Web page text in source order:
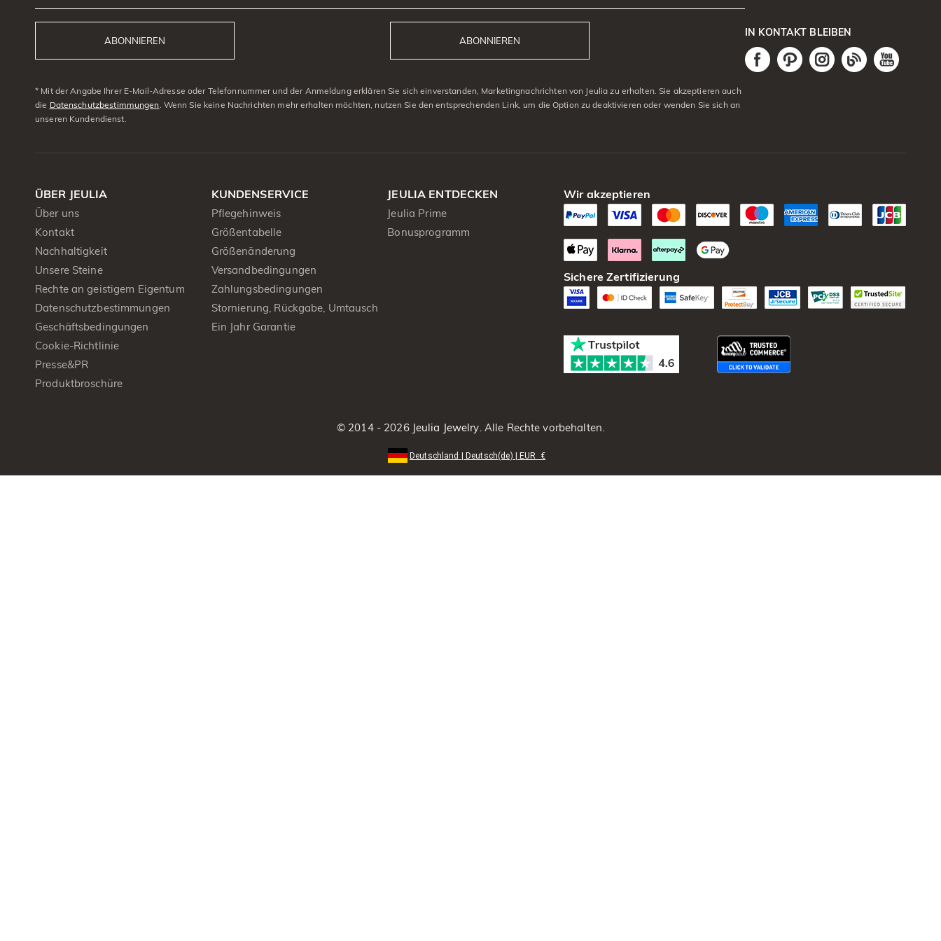
ABONNIEREN ABONNIEREN
* Mit der Angabe Ihrer E-Mail-Adresse oder Telefonnummer und der Anmeldung erklären Sie sich einverstanden, Marketingnachrichten von Jeulia zu erhalten. Sie akzeptieren auch
die Datenschutzbestimmungen . Wenn Sie keine Nachrichten mehr erhalten möchten, nutzen Sie den entsprechenden Link, um die Option zu deaktivieren oder wenden Sie sich an
unseren Kundendienst.
IN KONTAKT BLEIBEN
ÜBER JEULIA
Über uns
Kontakt
Nachhaltigkeit
Unsere Steine
Rechte an geistigem Eigentum
Datenschutzbestimmungen
Geschäftsbedingungen
Cookie-Richtlinie
Presse&PR
Produktbroschüre
KUNDENSERVICE
Pflegehinweis
Größentabelle
Größenänderung
Versandbedingungen
Zahlungsbedingungen
Stornierung, Rückgabe, Umtausch
Ein Jahr Garantie
JEULIA ENTDECKEN
Jeulia Prime
Bonusprogramm
Wir akzeptieren
Sichere Zertifizierung
© 2014 - 2026Jeulia Jewelry . Alle Rechte vorbehalten.
Deutschland |Deutsch(de) |EUR €